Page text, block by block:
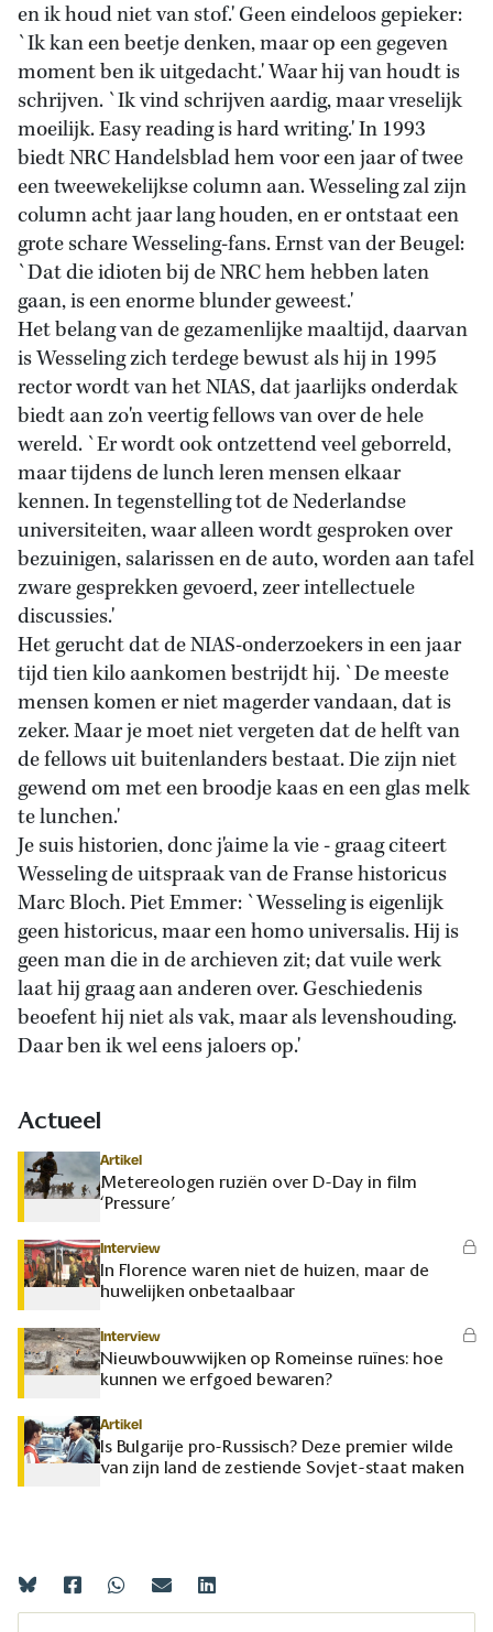
en ik houd niet van stof.' Geen eindeloos gepieker:
`Ik kan een beetje denken, maar op een gegeven
moment ben ik uitgedacht.' Waar hij van houdt is
schrijven. `Ik vind schrijven aardig, maar vreselijk
moeilijk. Easy reading is hard writing.' In 1993
biedt NRC Handelsblad hem voor een jaar of twee
een tweewekelijkse column aan. Wesseling zal zijn
column acht jaar lang houden, en er ontstaat een
grote schare Wesseling-fans. Ernst van der Beugel:
`Dat die idioten bij de NRC hem hebben laten
gaan, is een enorme blunder geweest.'
Het belang van de gezamenlijke maaltijd, daarvan
is Wesseling zich terdege bewust als hij in 1995
rector wordt van het NIAS, dat jaarlijks onderdak
biedt aan zo'n veertig fellows van over de hele
wereld. `Er wordt ook ontzettend veel geborreld,
maar tijdens de lunch leren mensen elkaar
kennen. In tegenstelling tot de Nederlandse
universiteiten, waar alleen wordt gesproken over
bezuinigen, salarissen en de auto, worden aan tafel
zware gesprekken gevoerd, zeer intellectuele
discussies.'
Het gerucht dat de NIAS-onderzoekers in een jaar
tijd tien kilo aankomen bestrijdt hij. `De meeste
mensen komen er niet magerder vandaan, dat is
zeker. Maar je moet niet vergeten dat de helft van
de fellows uit buitenlanders bestaat. Die zijn niet
gewend om met een broodje kaas en een glas melk
te lunchen.'
Je suis historien, donc j'aime la vie - graag citeert
Wesseling de uitspraak van de Franse historicus
Marc Bloch. Piet Emmer: `Wesseling is eigenlijk
geen historicus, maar een homo universalis. Hij is
geen man die in de archieven zit; dat vuile werk
laat hij graag aan anderen over. Geschiedenis
beoefent hij niet als vak, maar als levenshouding.
Daar ben ik wel eens jaloers op.'
Actueel
Artikel
Metereologen ruziën over D-Day in film
‘Pressure’
Interview
In Florence waren niet de huizen, maar de
huwelijken onbetaalbaar
Interview
Nieuwbouwwijken op Romeinse ruïnes: hoe
kunnen we erfgoed bewaren?
Artikel
Is Bulgarije pro-Russisch? Deze premier wilde
van zijn land de zestiende Sovjet-staat maken